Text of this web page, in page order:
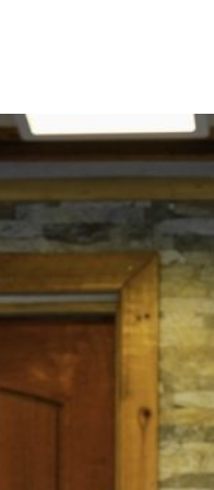
CONSIDERACIONES